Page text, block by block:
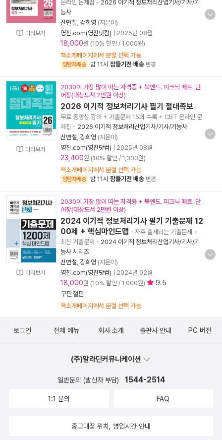
미리보기
온라인 문제집 - 2026 이기적 정보처리산업기사/기사/기
능사
신면철 강희영 (지은이)
영진.com(영진닷컴)
2025년 08월
18,000원 (10% 할인 / 1,000원)
책소개페이지에서 분철 선택 가능
양탄자배송 밤 11시 잠들기전 배송 변경
미리보기
2030이 가장 많이 따는 자격증 + 북엔드. 피크닉 매트. 단
어장(대상도서 2만원 이상)
2026 이기적 정보처리기사 필기 절대족보 -
무료 동영상 강의 + 기출문제 15회 수록 + CBT 온라인 문
제집 - 2026 이기적 정보처리산업기사/기사/기능사
신면철 강희영 (지은이)
영진.com(영진닷컴)
2025년 08월
23,400원 (10% 할인 / 1,300원)
책소개페이지에서 분철 선택 가능
양탄자배송 밤 11시 잠들기전 배송 변경
미리보기
2030이 가장 많이 따는 자격증 + 북엔드. 피크닉 매트. 단
어장(대상도서 2만원 이상)
2024 이기적 정보처리기사 필기 기출문제 12
00제 + 핵심마인드맵 - 자주 출제되는 기출문제 +
최신 기출문제 - 2024 이기적 정보처리산업기사/기사/기
능사 시리즈
신면철 강희영 (지은이)
영진.com(영진닷컴)
2024년 02월
18,000원 (10% 할인 / 1,000원)
9.5
구판절판
책소개페이지에서 분철 선택 가능
로그인 전체 메뉴 회사 소개 출판사 안내 PC 버전
(주)알라딘커뮤니케이션
일반문의 (발신자 부담) 1544-2514
1:1 문의 FAQ
중고매장 위치, 영업시간 안내